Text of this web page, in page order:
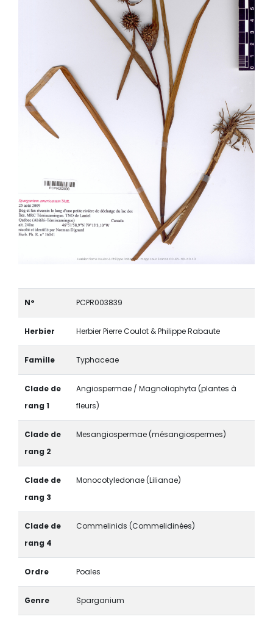
N° PCPR003839
Herbier Herbier Pierre Coulot & Philippe Rabaute
Famille Typhaceae
Clade de
rang 1
Angiospermae / Magnoliophyta (plantes à
fleurs)
Clade de
rang 2
Mesangiospermae (mésangiospermes)
Clade de
rang 3
Monocotyledonae (Lilianae)
Clade de
rang 4
Commelinids (Commelidinées)
Ordre Poales
Genre Sparganium